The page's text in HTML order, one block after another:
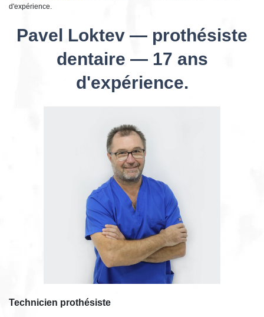
d'expérience.
Pavel Loktev — prothésiste
dentaire — 17 ans
d'expérience.
Technicien prothésiste